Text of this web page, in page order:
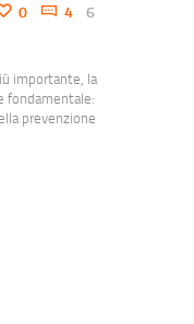
0 4
6
importante, la
fondamentale:
prevenzione